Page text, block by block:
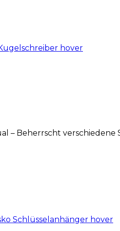
– Beherrscht verschiedene